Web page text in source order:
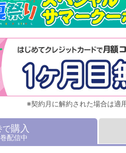
※契約月に解約された場合は適
で購入
配信中